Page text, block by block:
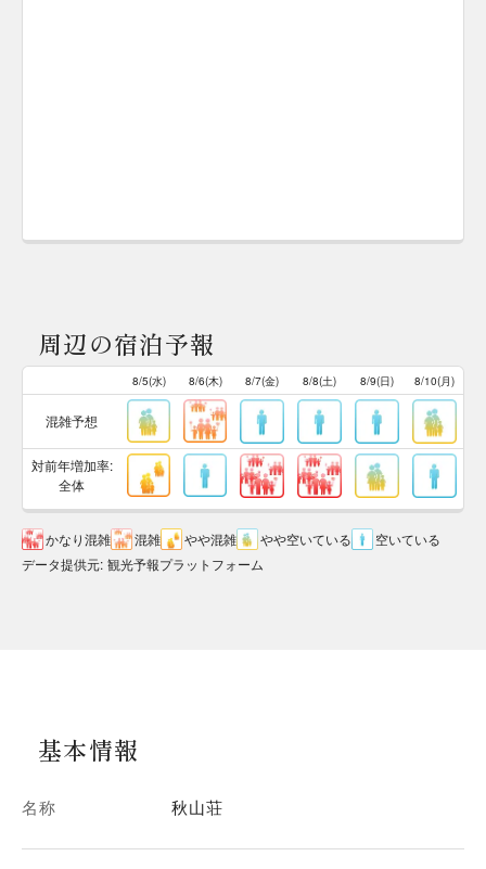
周辺の宿泊予報
8/5(水) 8/6(木) 8/7(金) 8/8(土) 8/9(日) 8/10(月)
混雑予想
対前年増加率:
全体
かなり混雑 混雑 やや混雑 やや空いている
空いている
データ提供元: 観光予報プラットフォーム
基本情報
名称 秋山荘